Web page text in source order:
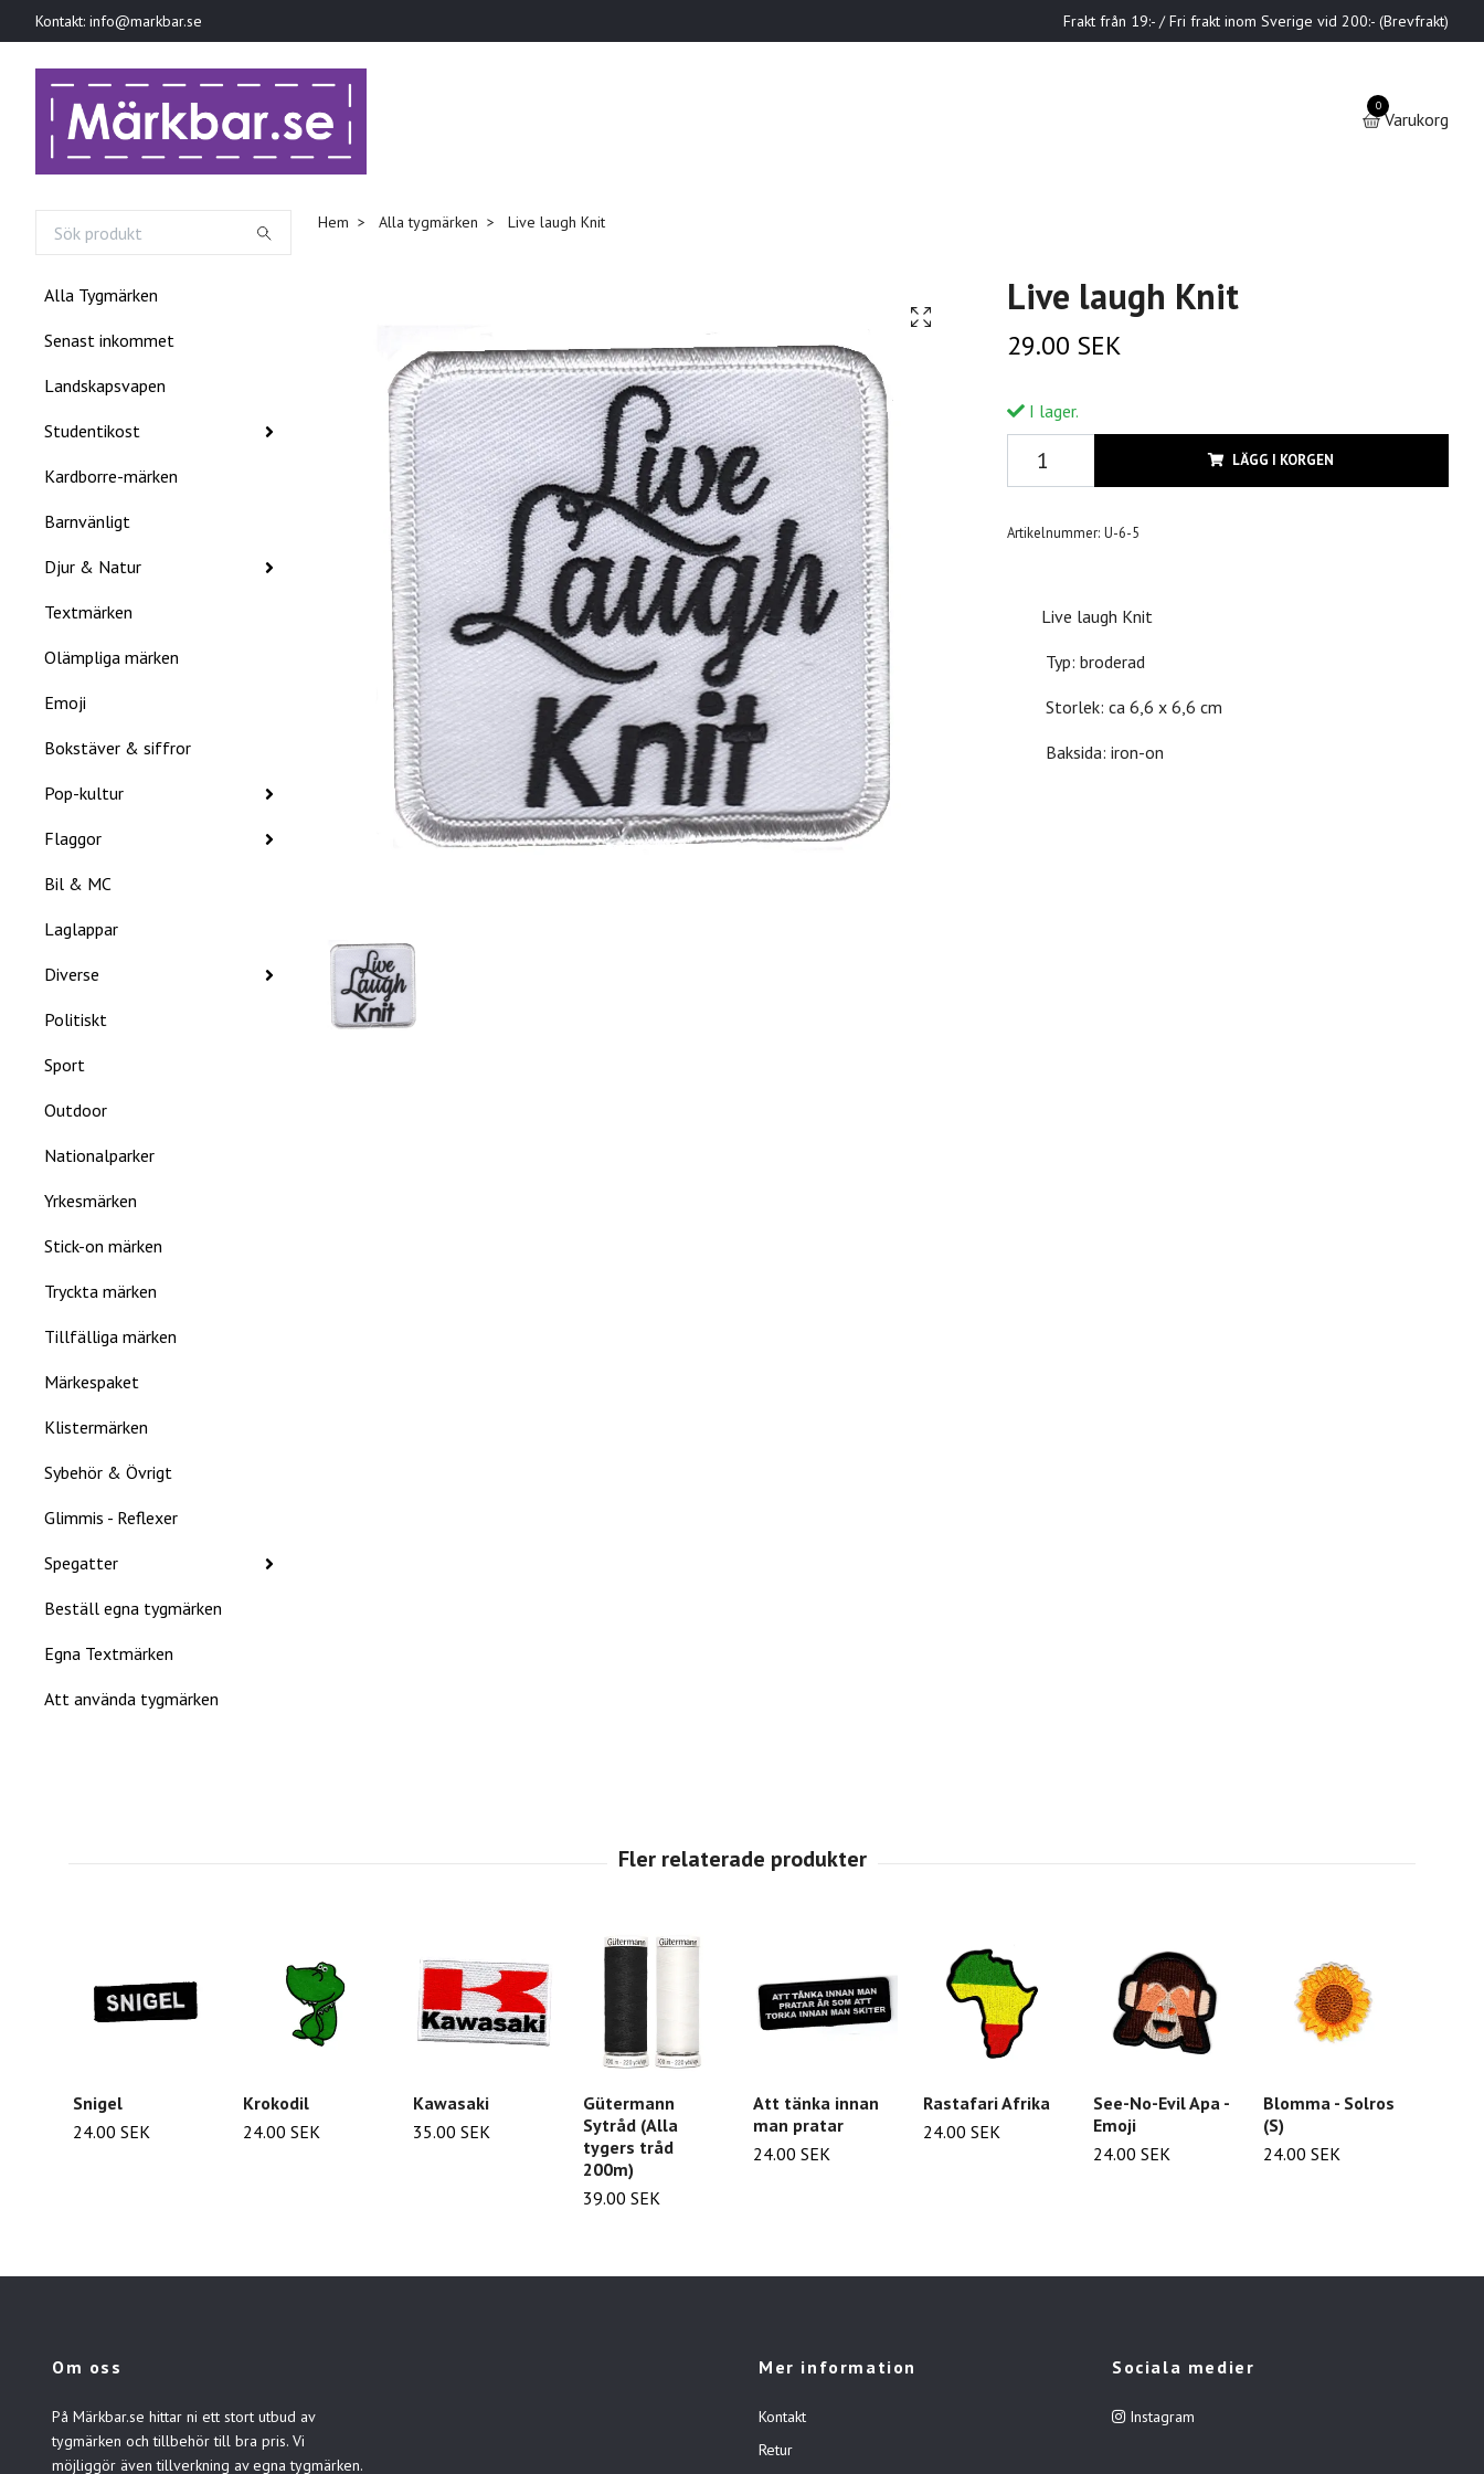
Kontakt: info@markbar.se Frakt från 19:- / Fri frakt inom Sverige vid 200:- (Brevfrakt)
0
Varukorg
Alla Tygmärken
Senast inkommet
Landskapsvapen
Studentikost
Kardborre-märken
Barnvänligt
Djur & Natur
Textmärken
Olämpliga märken
Emoji
Bokstäver & siffror
Pop-kultur
Flaggor
Bil & MC
Laglappar
Diverse
Politiskt
Sport
Outdoor
Nationalparker
Yrkesmärken
Stick-on märken
Tryckta märken
Tillfälliga märken
Märkespaket
Klistermärken
Sybehör & Övrigt
Glimmis - Reflexer
Spegatter
Beställ egna tygmärken
Egna Textmärken
Att använda tygmärken
Hem Alla tygmärken Live laugh Knit
Live laugh Knit
29.00 SEK
I lager.
LÄGG I KORGEN
Artikelnummer: U-6-5
Live laugh Knit
Typ: broderad
Storlek: ca 6,6 x 6,6 cm
Baksida: iron-on
Snigel
24.00 SEK
Krokodil
24.00 SEK
Kawasaki
35.00 SEK
Gütermann
Sytråd (Alla
tygers tråd
200m)
39.00 SEK
Att tänka innan
man pratar
24.00 SEK
Rastafari Afrika
24.00 SEK
See-No-Evil Apa -
Emoji
24.00 SEK
Blomma - Solros
(S)
24.00 SEK
Om oss
På Märkbar.se hittar ni ett stort utbud av
tygmärken och tillbehör till bra pris. Vi
möjliggör även tillverkning av egna tygmärken.
Mer information
Kontakt
Retur
Sociala medier
Instagram